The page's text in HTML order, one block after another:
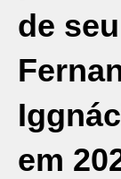
de
em